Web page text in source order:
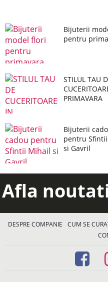
Bijuterii
pentru
STILUL TAU
PRIMAVARA
Bijuterii
pentru
si Gavril
Afla
DESPRE COMPANIE CUM SE